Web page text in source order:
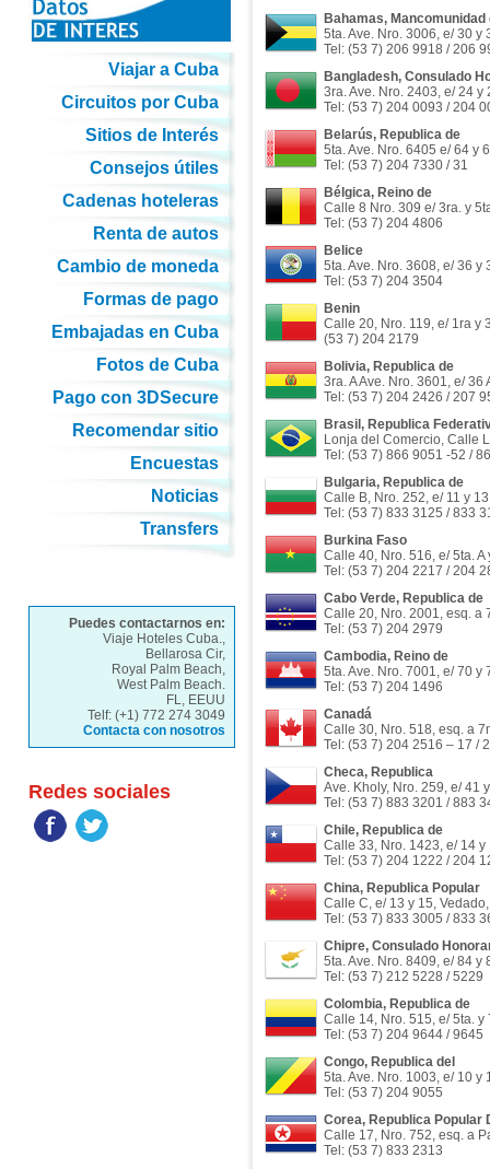
Bahamas, Mancomunidad
5ta. Ave. Nro. 3006, e/ 30 y
Tel: (53 7) 206 9918 / 206
Bangladesh, Consulado
3ra. Ave. Nro. 2403, e/ 24 y
Tel: (53 7) 204 0093 / 204
Belarús, Republica de
5ta. Ave. Nro. 6405 e/ 64 y
Tel: (53 7) 204 7330 / 31
Bélgica, Reino de
Calle 8 Nro. 309 e/ 3ra. y
Tel: (53 7) 204 4806
Belice
5ta. Ave. Nro. 3608, e/ 36 y
Tel: (53 7) 204 3504
Benin
Calle 20, Nro. 119, e/ 1ra y
(53 7) 204 2179
Bolivia, Republica de
3ra. A Ave. Nro. 3601, e/ 36
Tel: (53 7) 204 2426 / 207
Brasil, Republica
Lonja del Comercio, Calle
Tel: (53 7) 866 9051 -52 /
Bulgaria, Republica de
Calle B, Nro. 252, e/ 11 y
Tel: (53 7) 833 3125 / 833
Burkina Faso
Calle 40, Nro. 516, e/ 5ta. A
Tel: (53 7) 204 2217 / 204
Cabo Verde, Republica de
Calle 20, Nro. 2001, esq. a
Tel: (53 7) 204 2979
Cambodia, Reino de
5ta. Ave. Nro. 7001, e/ 70 y
Tel: (53 7) 204 1496
Canadá
Calle 30, Nro. 518, esq. a
Tel: (53 7) 204 2516 – 17 /
Checa, Republica
Ave. Kholy, Nro. 259, e/ 41
Tel: (53 7) 883 3201 / 883
Chile, Republica de
Calle 33, Nro. 1423, e/ 14 y
Tel: (53 7) 204 1222 / 204
China, Republica Popular
Calle C, e/ 13 y 15,
Tel: (53 7) 833 3005 / 833
Chipre, Consulado
5ta. Ave. Nro. 8409, e/ 84 y
Tel: (53 7) 212 5228 / 5229
Colombia, Republica de
Calle 14, Nro. 515, e/ 5ta. y
Tel: (53 7) 204 9644 / 9645
Congo, Republica del
5ta. Ave. Nro. 1003, e/ 10 y
Tel: (53 7) 204 9055
Corea, Republica Popular
Calle 17, Nro. 752, esq. a
Tel: (53 7) 833 2313
Viajar a Cuba
Circuitos por Cuba
Sitios de Interés
Consejos útiles
Cadenas hoteleras
Renta de autos
Cambio de moneda
Formas de pago
Embajadas en Cuba
Fotos de Cuba
Pago con 3DSecure
Recomendar sitio
Encuestas
Noticias
Transfers
Puedes contactarnos en:
Viaje Hoteles Cuba.,
Bellarosa Cir,
Royal Palm Beach,
West Palm Beach.
FL, EEUU
Telf: (+1) 772 274 3049
Contacta con nosotros
Redes sociales